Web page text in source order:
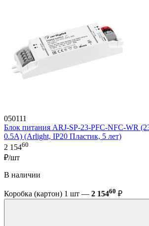
050111
Блок питания ARJ-SP-23-PFC-NFC-WR
0.5A) (Arlight, IP20 Пластик, 5 лет)
2 15460
₽/шт
В наличии
Коробка (картон) 1 шт — 2 15460 ₽